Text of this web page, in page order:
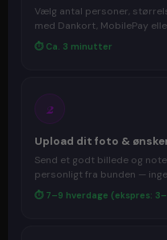
Vælg antal personer,
med Dankort, MobilePay
⏱ Ca. 3 minutter
2
Upload dit foto &
Send et godt billede og
personligt fra bunden —
⏱ 7–9 hverdage (ekspres: